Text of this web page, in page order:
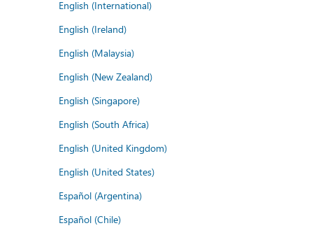
English (International)
English (Ireland)
English (Malaysia)
English (New Zealand)
English (Singapore)
English (South Africa)
English (United Kingdom)
English (United States)
Español (Argentina)
Español (Chile)